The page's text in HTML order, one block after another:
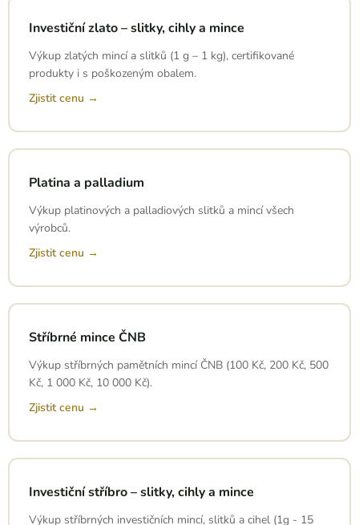
Investiční zlato – slitky, cihly a mince
Výkup zlatých mincí a slitků (1 g – 1 kg), certifikované
produkty i s poškozeným obalem.
Zjistit cenu →
Platina a palladium
Výkup platinových a palladiových slitků a mincí všech
výrobců.
Zjistit cenu →
Stříbrné mince ČNB
Výkup stříbrných pamětních mincí ČNB (100 Kč, 200 Kč, 500
Kč, 1 000 Kč, 10 000 Kč).
Zjistit cenu →
Investiční stříbro – slitky, cihly a mince
Výkup stříbrných investičních mincí, slitků a cihel (1g - 15